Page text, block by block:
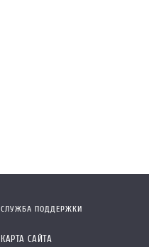
СЛУЖБА ПОДДЕРЖКИ
КАРТА САЙТА